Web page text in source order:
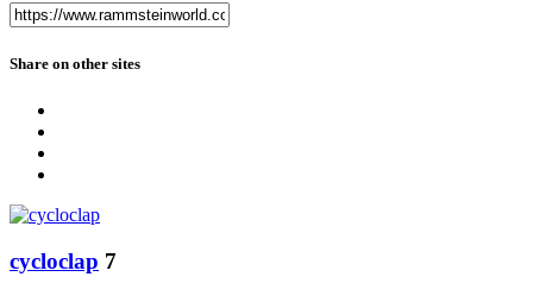
Share on other sites
cycloclap 7